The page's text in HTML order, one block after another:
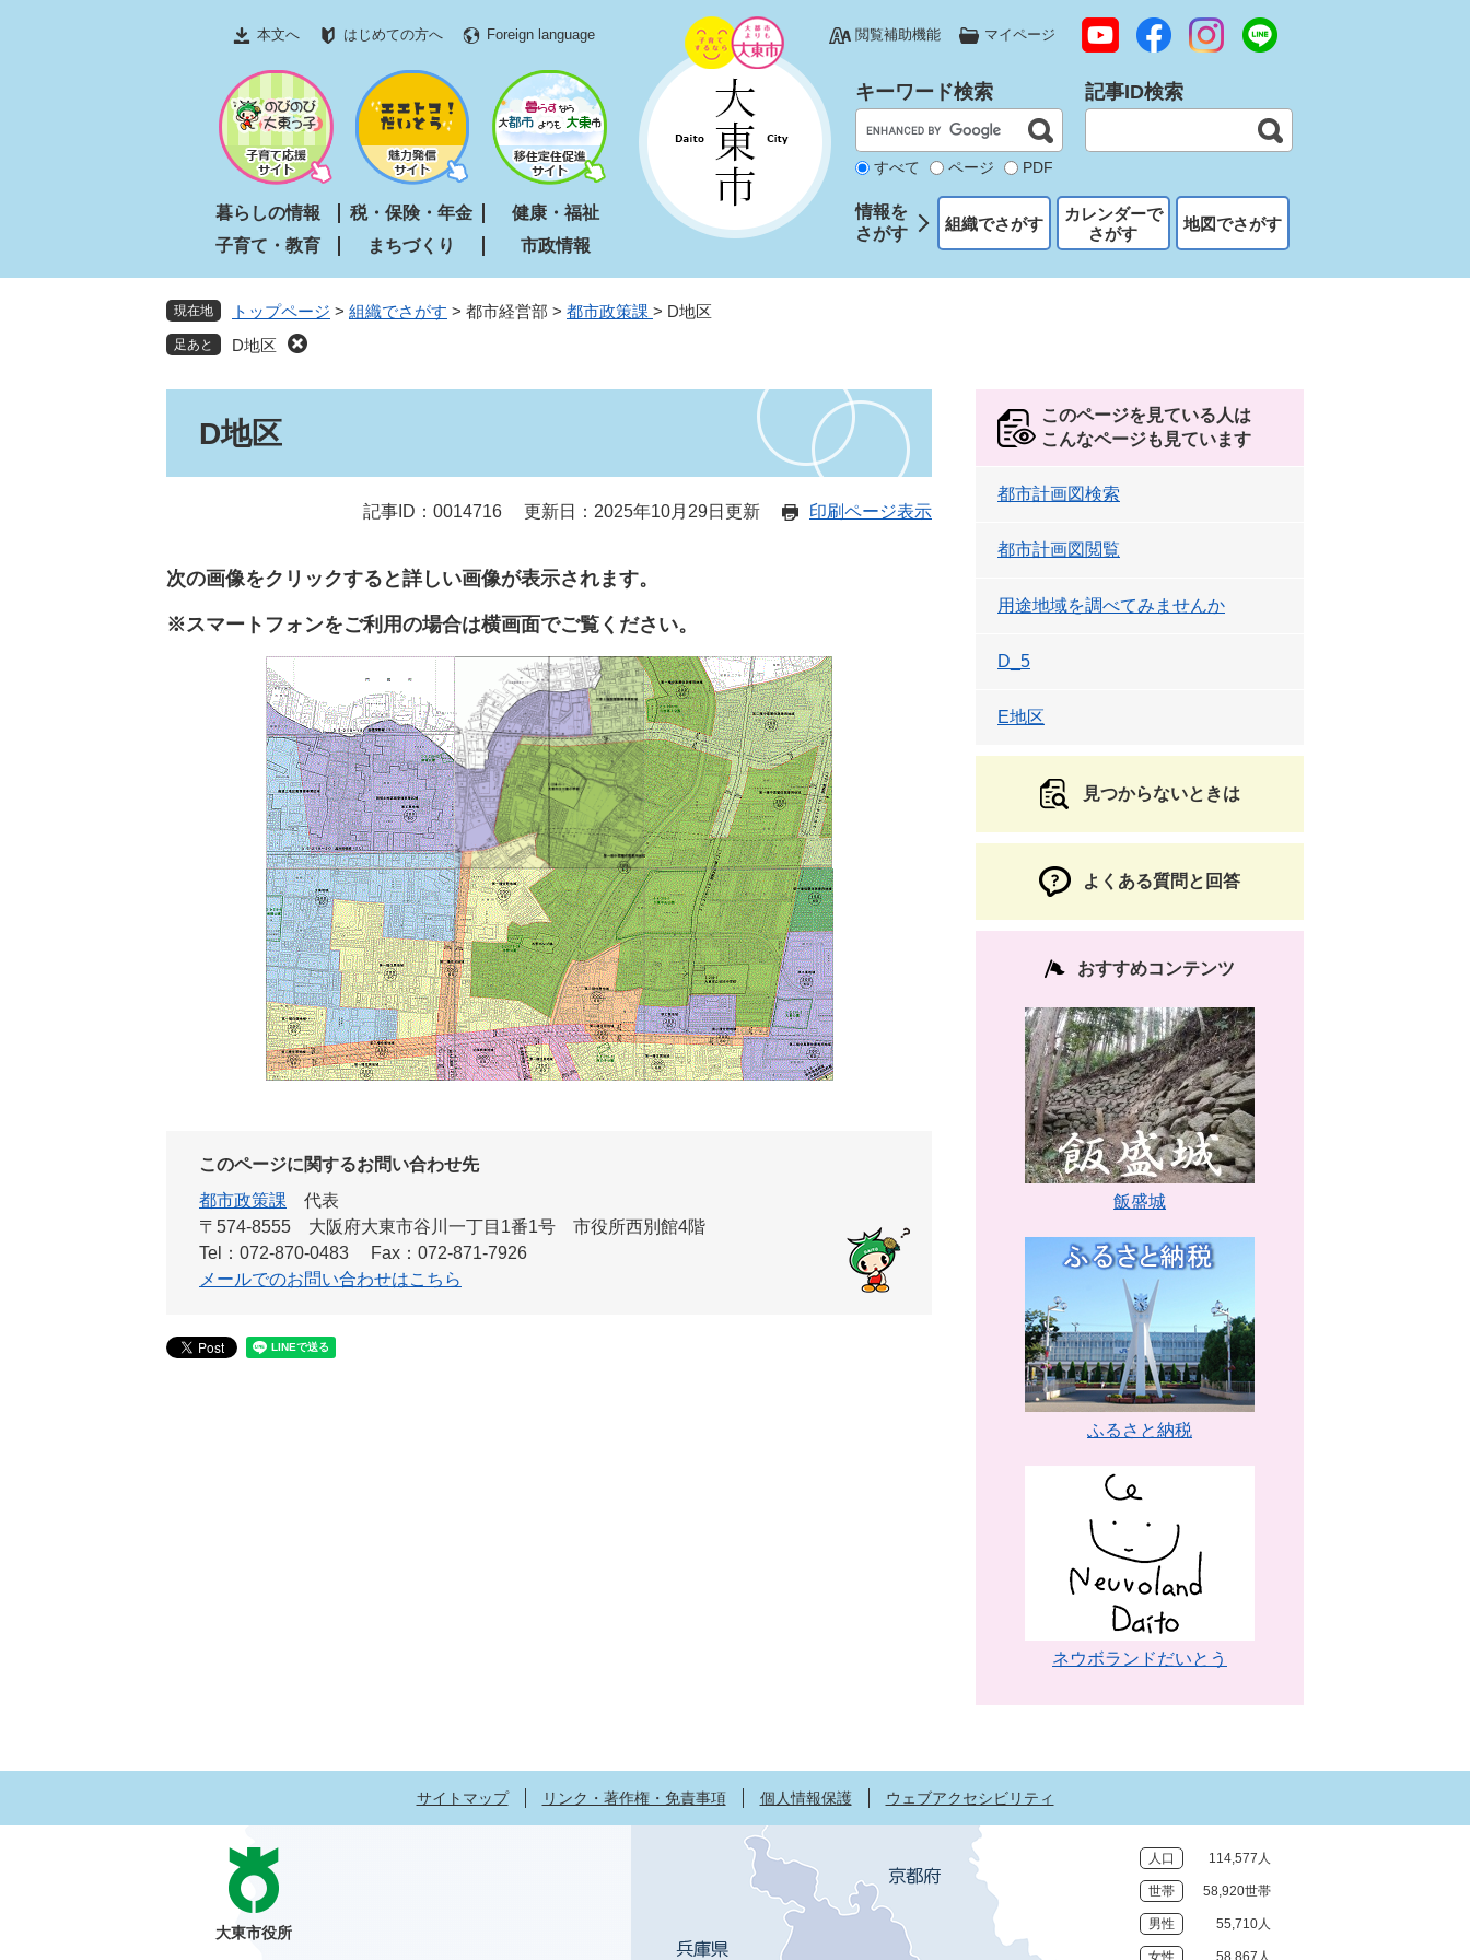
文
本文へ はじめての方へ Foreign language 閲覧補助機能 マイページ
暮らしの情報 税・保険・年金
健康・福祉
子育て・教育
まちづくり 市政情報
キーワード検索
すべて ページ PDF
記事ID検索
情報を
さがす
組織でさがす
カレンダーで
さがす
地図でさがす
現在地 トップページ > 組織でさがす > 都市経営部 > 都市政策課 > D地区
D地区
D地区
記事ID：0014716 更新日：2025年10月29日更新 印刷ページ表示
次の画像をクリックすると詳しい画像が表示されます。
※スマートフォンをご利用の場合は横画面でご覧ください。
このページに関するお問い合わせ先
都市政策課
代表
〒574-8555 大阪府大東市谷川一丁目1番1号 市役所西別館4階
Tel：072-870-0483
Fax：072-871-7926
メールでのお問い合わせはこちら
このページを見ている人は
こんなページも見ています
都市計画図検索
都市計画図閲覧
用途地域を調べてみませんか
D_5
E地区
見つからないときは
よくある質問と回答
おすすめコンテンツ
飯盛城
ふるさと納税
ネウボランドだいとう
サイトマップ リンク・著作権・免責事項 個人情報保護 ウェブアクセシビリティ
人口 114,577人
世帯 58,920世帯
男性 55,710人
女性 58,867人
大東市役所